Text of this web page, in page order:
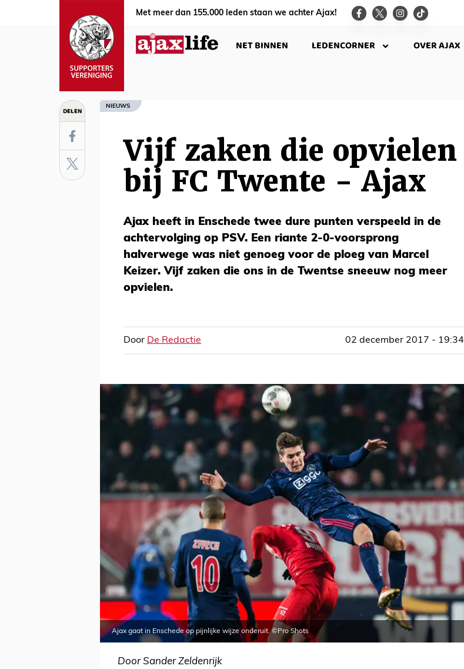
Met meer dan 155.000 leden staan we achter Ajax!
NET BINNEN LEDENCORNER OVER AJAX
DELEN NIEUWS
Vijf zaken die opvielen
bij FC Twente - Ajax
Ajax heeft in Enschede twee dure punten verspeeld in de
achtervolging op PSV. Een riante 2-0-voorsprong
halverwege was niet genoeg voor de ploeg van Marcel
Keizer. Vijf zaken die ons in de Twentse sneeuw nog meer
opvielen.
Door De Redactie 02 december 2017 - 19:34
Ajax gaat in Enschede op pijnlijke wijze onderuit. ©Pro Shots
Door Sander Zeldenrijk